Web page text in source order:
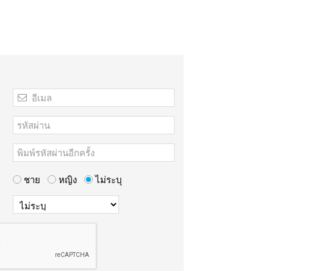
ชาย หญิง ไม่ระบุ